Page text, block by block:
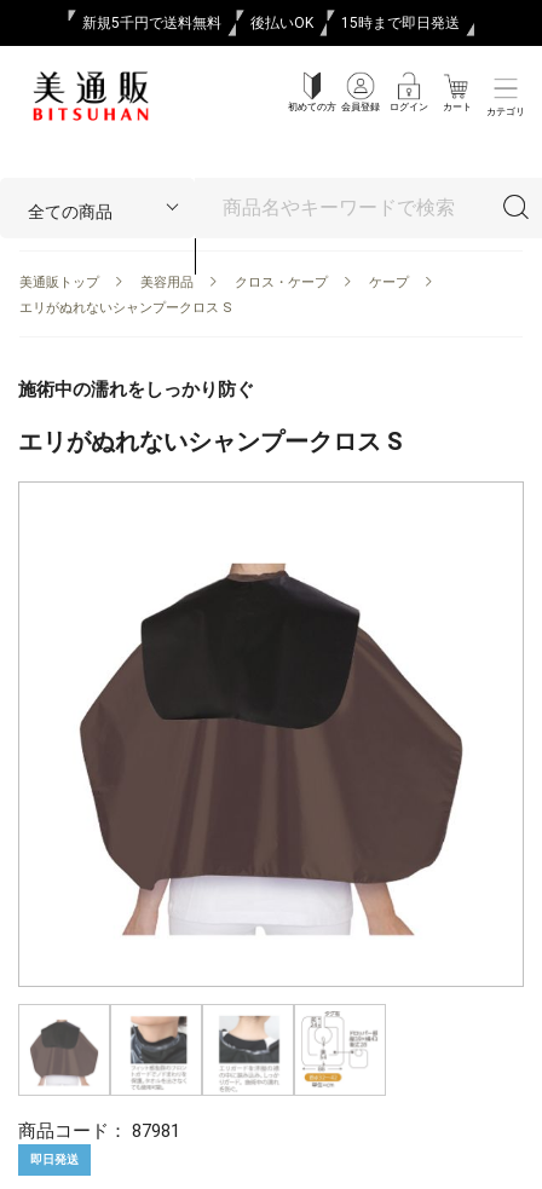
新規5千円で送料無料 後払いOK 15時まで即日発送
初めての方 会員登録 ログイン カート カテゴリ
美通販トップ 美容用品 クロス・ケープ
ケープ
エリがぬれないシャンプークロス S
施術中の濡れをしっかり防ぐ
エリがぬれないシャンプークロス S
商品コード： 87981
即日発送